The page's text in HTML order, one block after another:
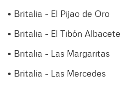
• Britalia - El Pijao de Oro
• Britalia - El Tibón Albacete
• Britalia - Las Margaritas
• Britalia - Las Mercedes